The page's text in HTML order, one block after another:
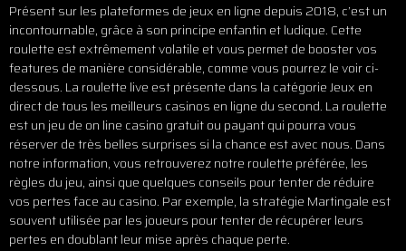
Présent sur les plateformes de jeux en ligne depuis 2018, c’est un
incontournable, grâce à son principe enfantin et ludique. Cette
roulette est extrêmement volatile et vous permet de booster vos
features de manière considérable, comme vous pourrez le voir ci-
dessous. La roulette live est présente dans la catégorie Jeux en
direct de tous les meilleurs casinos en ligne du second. La roulette
est un jeu de on line casino gratuit ou payant qui pourra vous
réserver de très belles surprises si la chance est avec nous. Dans
notre information, vous retrouverez notre roulette préférée, les
règles du jeu, ainsi que quelques conseils pour tenter de réduire
vos pertes face au casino. Par exemple, la stratégie Martingale est
souvent utilisée par les joueurs pour tenter de récupérer leurs
pertes en doublant leur mise après chaque perte.